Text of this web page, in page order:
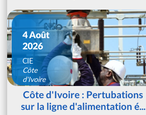
4 Août
2026
CIE
Côte
d'Ivoire
Côte d'Ivoire : Pertubations
sur la ligne d'alimentation é...